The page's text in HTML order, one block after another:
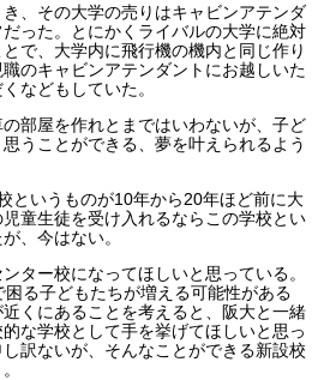
、その大学の売りはキャビンアテンダ
った。とにかくライバルの大学に絶対
で、大学内に飛行機の機内と同じ作り
のキャビンアテンダントにお越しいた
などもしていた。
部屋を作れとまではいわないが、子ど
うことができる、夢を叶えられるよう
というものが10年から20年ほど前に大
童生徒を受け入れるならこの学校とい
、今はない。
ター校になってほしいと思っている。
る子どもたちが増える可能性がある
くにあることを考えると、阪大と一緒
な学校として手を挙げてほしいと思っ
訳ないが、そんなことができる新設校